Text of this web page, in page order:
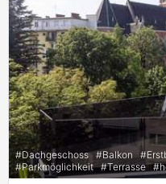
#Dachgeschoss #Balkon #
#Parkmöglichkeit #Terrasse #